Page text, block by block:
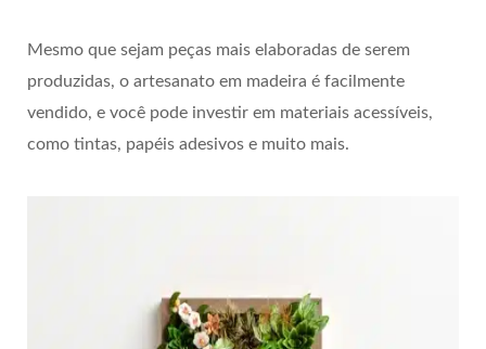
Mesmo que sejam peças mais elaboradas de serem
produzidas, o artesanato em madeira é facilmente
vendido, e você pode investir em materiais acessíveis,
como tintas, papéis adesivos e muito mais.